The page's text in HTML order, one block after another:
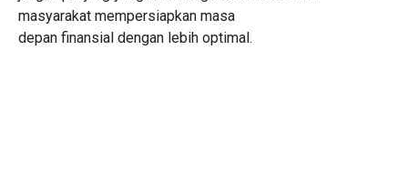
masyarakat mempersiapkan masa
depan finansial dengan lebih optimal.